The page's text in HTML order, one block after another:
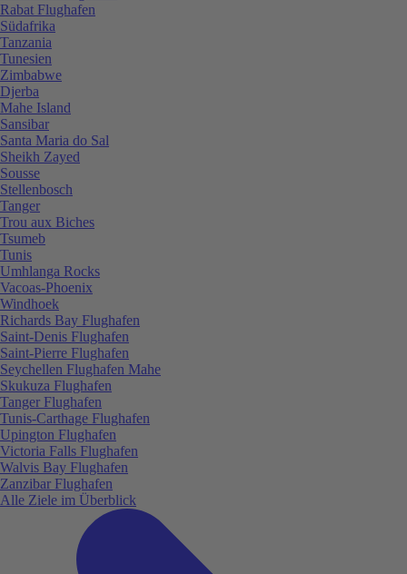
Rabat Flughafen
Südafrika
Tanzania
Tunesien
Zimbabwe
Djerba
Mahe Island
Sansibar
Santa Maria do Sal
Sheikh Zayed
Sousse
Stellenbosch
Tanger
Trou aux Biches
Tsumeb
Tunis
Umhlanga Rocks
Vacoas-Phoenix
Windhoek
Richards Bay Flughafen
Saint-Denis Flughafen
Saint-Pierre Flughafen
Seychellen Flughafen Mahe
Skukuza Flughafen
Tanger Flughafen
Tunis-Carthage Flughafen
Upington Flughafen
Victoria Falls Flughafen
Walvis Bay Flughafen
Zanzibar Flughafen
Alle Ziele im Überblick